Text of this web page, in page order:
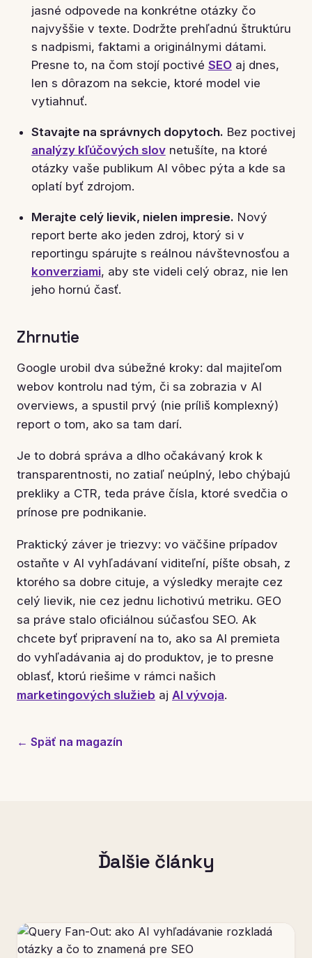
jasné odpovede na konkrétne otázky čo
najvyššie v texte. Dodržte prehľadnú štruktúru
s nadpismi, faktami a originálnymi dátami.
Presne to, na čom stojí poctivé SEOaj dnes,
len s dôrazom na sekcie, ktoré model vie
vytiahnuť.
Stavajte na správnych dopytoch. Bez poctivej
analýzy kľúčových slovnetušíte, na ktoré
otázky vaše publikum AI vôbec pýta a kde sa
oplatí byť zdrojom.
Merajte celý lievik, nielen impresie. Nový
report berte ako jeden zdroj, ktorý si v
reportingu spárujte s reálnou návštevnosťou a
konverziami, aby ste videli celý obraz, nie len
jeho hornú časť.
Zhrnutie
Google urobil dva súbežné kroky: dal majiteľom
webov kontrolu nad tým, či sa zobrazia v AI
overviews, a spustil prvý (nie príliš komplexný)
report o tom, ako sa tam darí.
Je to dobrá správa a dlho očakávaný krok k
transparentnosti, no zatiaľ neúplný, lebo chýbajú
prekliky a CTR, teda práve čísla, ktoré svedčia o
prínose pre podnikanie.
Praktický záver je triezvy: vo väčšine prípadov
ostaňte v AI vyhľadávaní viditeľní, píšte obsah, z
ktorého sa dobre cituje, a výsledky merajte cez
celý lievik, nie cez jednu lichotivú metriku. GEO
sa práve stalo oficiálnou súčasťou SEO. Ak
chcete byť pripravení na to, ako sa AI premieta
do vyhľadávania aj do produktov, je to presne
oblasť, ktorú riešime v rámci našich
marketingových služieb aj AI vývoja.
← Späť na magazín
Ďalšie články